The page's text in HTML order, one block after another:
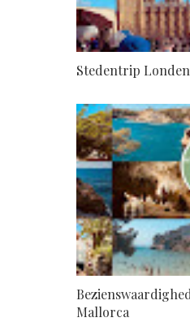
Stedentrip Londen
Mallorca